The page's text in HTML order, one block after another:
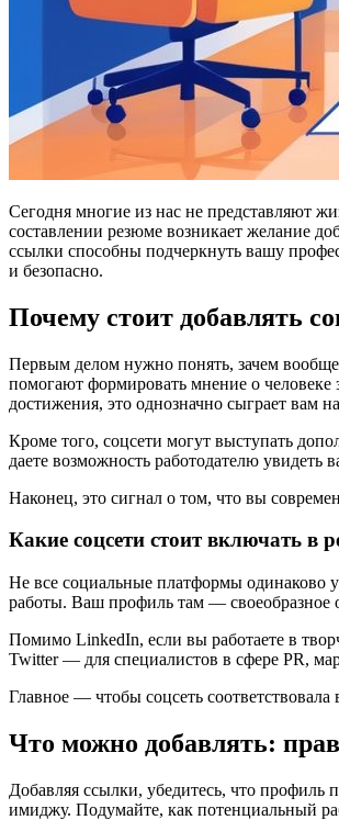
Сегодня многие из нас не представляют
составлении резюме возникает желание
ссылки способны подчеркнуть вашу
и безопасно.
Почему стоит добавлять
Первым делом нужно понять, зачем вообще
помогают формировать мнение о
достижения, это однозначно сыграет вам
Кроме того, соцсети могут выступать
даете возможность работодателю
Наконец, это сигнал о том, что вы
Какие соцсети стоит включать в
Не все социальные платформы одинаково
работы. Ваш профиль там — своеобразное
Помимо LinkedIn, если вы работаете в
Twitter — для специалистов в сфере PR,
Главное — чтобы соцсеть
Что можно добавлять:
Добавляя ссылки, убедитесь, что
имиджу. Подумайте, как потенциальный